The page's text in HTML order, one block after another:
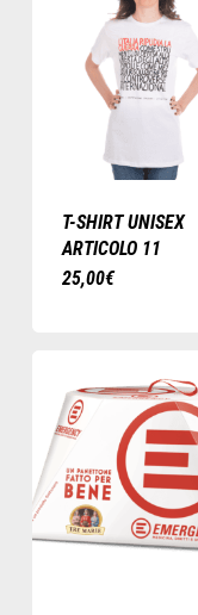
T-SHIRT UNISEX
ARTICOLO 11
25,00€
varianti.
Le
opzioni
essere
scelte